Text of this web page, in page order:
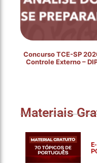
Concurso TCE-SP
Controle Externo –
Materiais